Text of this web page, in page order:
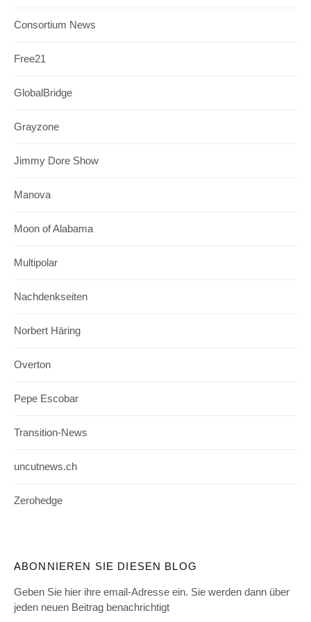
Consortium News
Free21
GlobalBridge
Grayzone
Jimmy Dore Show
Manova
Moon of Alabama
Multipolar
Nachdenkseiten
Norbert Häring
Overton
Pepe Escobar
Transition-News
uncutnews.ch
Zerohedge
ABONNIEREN SIE DIESEN BLOG
Geben Sie hier ihre email-Adresse ein. Sie werden dann über
jeden neuen Beitrag benachrichtigt